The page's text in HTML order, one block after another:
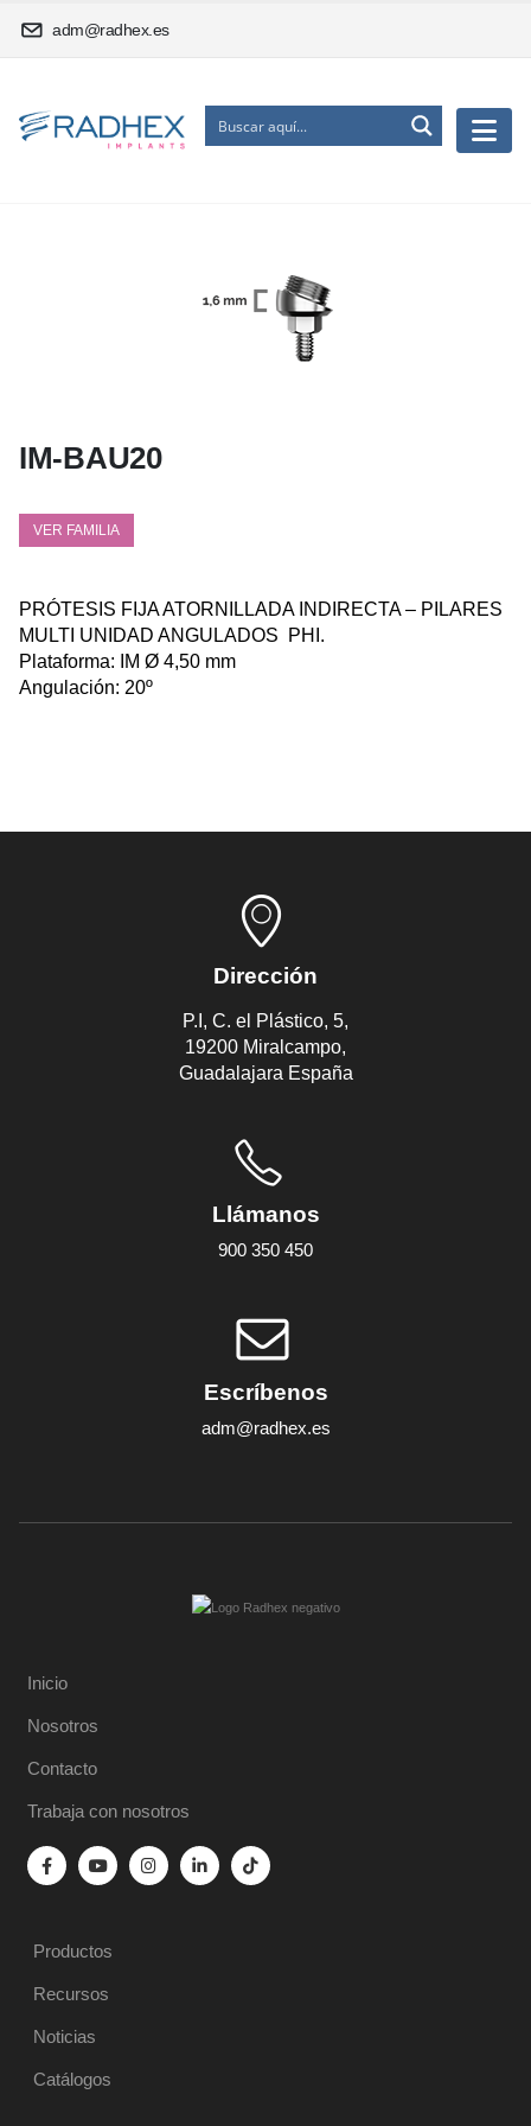
adm@radhex.es
IM-BAU20
VER FAMILIA
PRÓTESIS FIJA ATORNILLADA INDIRECTA – PILARES
MULTI UNIDAD ANGULADOS PHI.
Plataforma: IM Ø 4,50 mm
Angulación: 20º
Dirección
P.I, C. el Plástico, 5,
19200 Miralcampo,
Guadalajara España
Llámanos
900 350 450
Escríbenos
adm@radhex.es
Inicio
Nosotros
Contacto
Trabaja con nosotros
Productos
Recursos
Noticias
Catálogos